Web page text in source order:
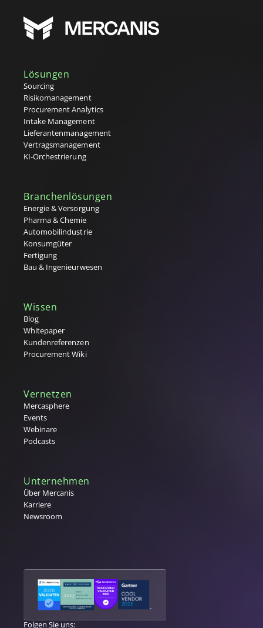
N
P
Preisliste
Procure-to-Pay Prozess (P2P)
Purchase Order (P.O.) / Auftragsbestätigung
Purchase Request (P.R.) / Beschaffungsanforderung (BANF)
Q
Rahmenvereinbarung
Rahmenvertrag (MSA)
RFx-Prozesse (RFI, RFQ, RFP)
S
Single Sourcing
Source to Contract (S2C)
Strategischer Einkauf
Supplier Lifecycle Management (SLM)
Supplier Relationship Management (SRM)
T
U
V
Vergabe
Warengruppe
Warengruppenmanagement
Warenwirtschaftssystem (WaWi)
X
Z
Lösungen
Sourcing
Risikomanagement
Procurement Analytics
Intake Management
Lieferantenmanagement
Vertragsmanagement
KI-Orchestrierung
Branchenlösungen
Energie & Versorgung
Pharma & Chemie
Automobilindustrie
Konsumgüter
Fertigung
Bau & Ingenieurwesen
Wissen
Blog
Whitepaper
Kundenreferenzen
Procurement Wiki
Vernetzen
Mercasphere
Events
Webinare
Podcasts
Unternehmen
Über Mercanis
Karriere
Newsroom
Folgen Sie uns: